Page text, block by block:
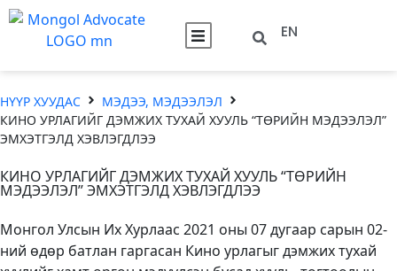
EN
НҮҮР ХУУДАС
МЭДЭЭ, МЭДЭЭЛЭЛ
КИНО УРЛАГИЙГ ДЭМЖИХ ТУХАЙ ХУУЛЬ “ТӨРИЙН МЭДЭЭЛЭЛ”
ЭМХЭТГЭЛД ХЭВЛЭГДЛЭЭ
КИНО УРЛАГИЙГ ДЭМЖИХ ТУХАЙ ХУУЛЬ “ТӨРИЙН
МЭДЭЭЛЭЛ” ЭМХЭТГЭЛД ХЭВЛЭГДЛЭЭ
Монгол Улсын Их Хурлаас 2021 оны 07 дугаар сарын 02-
ний өдөр батлан гаргасан Кино урлагыг дэмжих тухай